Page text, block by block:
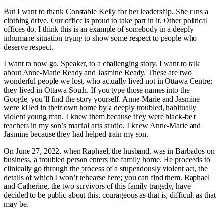
But I want to thank Constable Kelly for her leadership. She runs a
clothing drive. Our office is proud to take part in it. Other political
offices do. I think this is an example of somebody in a deeply
inhumane situation trying to show some respect to people who
deserve respect.
I want to now go, Speaker, to a challenging story. I want to talk
about Anne-Marie Ready and Jasmine Ready. These are two
wonderful people we lost, who actually lived not in Ottawa Centre;
they lived in Ottawa South. If you type those names into the
Google, you’ll find the story yourself. Anne-Marie and Jasmine
were killed in their own home by a deeply troubled, habitually
violent young man. I knew them because they were black-belt
teachers in my son’s martial arts studio. I knew Anne-Marie and
Jasmine because they had helped train my son.
On June 27, 2022, when Raphael, the husband, was in Barbados on
business, a troubled person enters the family home. He proceeds to
clinically go through the process of a stupendously violent act, the
details of which I won’t rehearse here; you can find them. Raphael
and Catherine, the two survivors of this family tragedy, have
decided to be public about this, courageous as that is, difficult as that
may be.